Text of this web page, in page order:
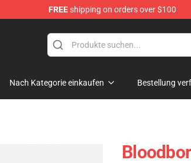
FREEshipping on orders over $100
Nach Kategorie einkaufen Bestellung